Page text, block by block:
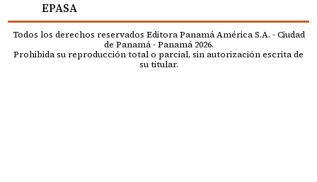
EPASA
Todos los derechos reservados Editora Panamá América S.A. - Ciudad
de Panamá - Panamá 2026.
Prohibida su reproducción total o parcial, sin autorización escrita de
su titular.